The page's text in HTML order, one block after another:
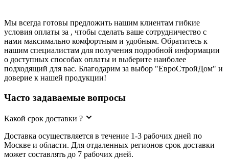
Мы всегда готовы предложить нашим клиентам гибкие
условия оплаты за , чтобы сделать ваше сотрудничество с
нами максимально комфортным и удобным. Обратитесь к
нашим специалистам для получения подробной информации
о доступных способах оплаты и выберите наиболее
подходящий для вас. Благодарим за выбор "ЕвроСтройДом" и
доверие к нашей продукции!
Часто задаваемые вопросы
Какой срок доставки ?
Доставка осуществляется в течение 1-3 рабочих дней по
Москве и области. Для отдаленных регионов срок доставки
может составлять до 7 рабочих дней.